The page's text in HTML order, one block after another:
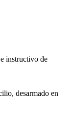
instructivo de
desarmado en